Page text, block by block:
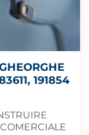
191854